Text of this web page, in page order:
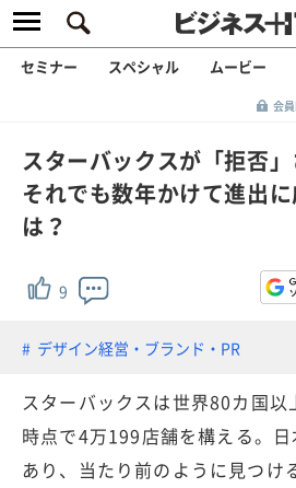
セミナー スペシャル ムービー
会
スターバックスが「拒否」
それでも数年かけて進出
は？
9
デザイン経営・ブランド・PR
スターバックスは世界80カ国
時点で4万199店舗を構える。
あり、当たり前のように見つけ